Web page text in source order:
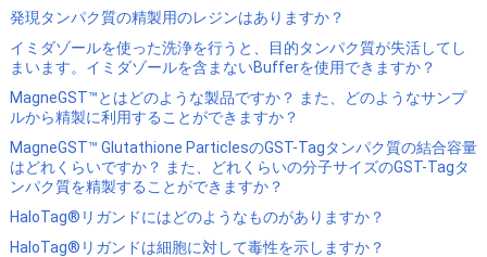
発現タンパク質の精製用のレジンはありますか？
イミダゾールを使った洗浄を行うと、目的タンパク質が失活してし
まいます。イミダゾールを含まないBufferを使用できますか？
MagneGST™とはどのような製品ですか？ また、どのようなサンプ
ルから精製に利用することができますか？
MagneGST™ Glutathione ParticlesのGST-Tagタンパク質の結合容量
はどれくらいですか？ また、どれくらいの分子サイズのGST-Tagタ
ンパク質を精製することができますか？
HaloTag®リガンドにはどのようなものがありますか？
HaloTag®リガンドは細胞に対して毒性を示しますか？